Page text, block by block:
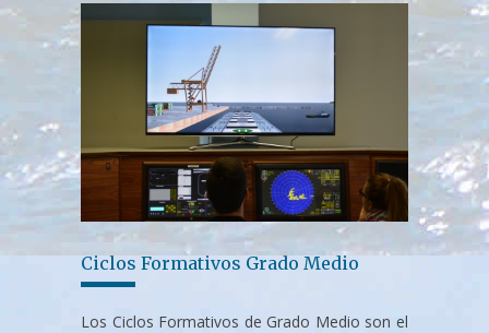
Ciclos Formativos Grado Medio
Los Ciclos Formativos de Grado Medio son el